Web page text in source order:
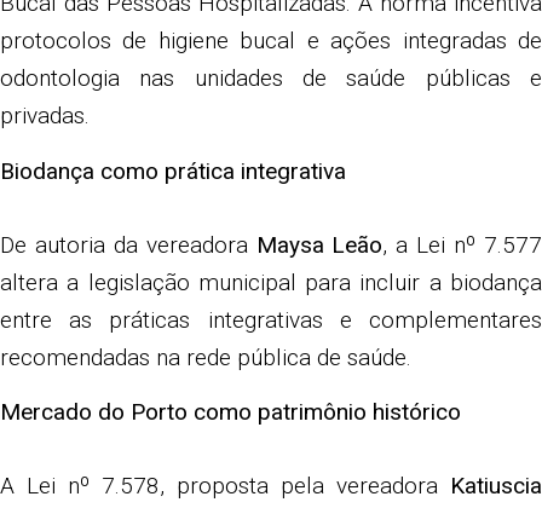
protocolos de higiene bucal e ações integradas de
odontologia nas unidades de saúde públicas e
privadas.
Biodança como prática integrativa
De autoria da vereadora Maysa Leão, a Lei nº 7.577
altera a legislação municipal para incluir a biodança
entre as práticas integrativas e complementares
recomendadas na rede pública de saúde.
Mercado do Porto como patrimônio histórico
A Lei nº 7.578, proposta pela vereadora Katiuscia